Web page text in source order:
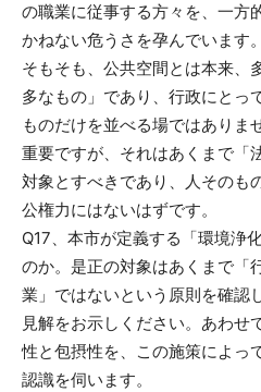
の職業に従事する方々を、一方
かねない危うさを孕んでいます。
そもそも、公共空間とは本来、
多なもの」であり、行政にとっ
ものだけを並べる場ではありま
重要ですが、それはあくまで「
対象とすべきであり、人そのも
公権力にはないはずです。
Q17、本市が定義する「環境浄
のか。是正の対象はあくまで「
業」ではないという原則を確認
見解をお示しください。あわせ
性と包摂性を、この施策によっ
認識を伺います。